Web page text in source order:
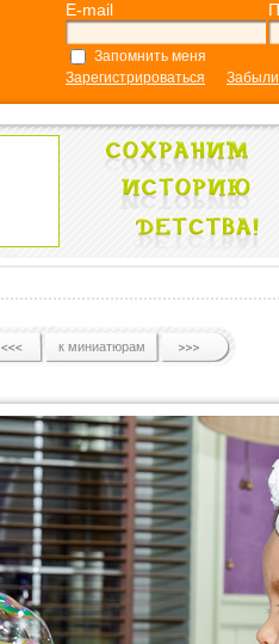
E-mail
Запомнить меня
Зарегистрироваться
к миниатюрам